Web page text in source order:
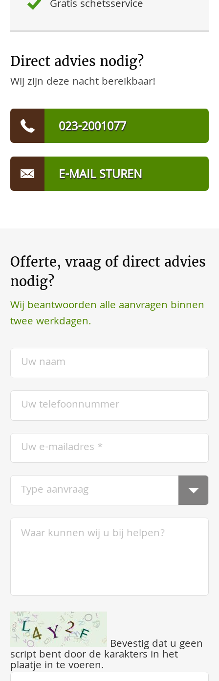
Gratis schetsservice
Direct advies nodig?
Wij zijn deze nacht bereikbaar!
023-2001077
E-MAIL STUREN
Offerte, vraag of direct advies
nodig?
Wij beantwoorden alle aanvragen binnen
twee werkdagen.
Bevestig dat u geen
script bent door de karakters in het
plaatje in te voeren.